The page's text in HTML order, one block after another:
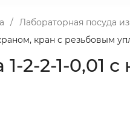
/ Лабораторная посуда из
кран с резьбовым
2-2-1-0,01